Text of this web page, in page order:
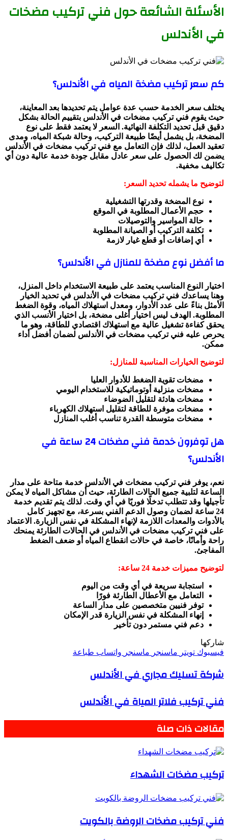
الأسئلة الشائعة حول فني تركيب مضخات
في الأندلس
كم سعر تركيب مضخة المياه في الأندلس؟
يختلف سعر الخدمة حسب عدة عوامل يتم تحديدها بعد المعاينة،
حيث يقوم فني تركيب مضخات في الأندلس بتقييم الحالة بشكل
دقيق قبل تحديد التكلفة النهائية. السعر لا يعتمد فقط على نوع
المضخة، بل يشمل أيضًا طبيعة التركيب، وحالة شبكة المياه، ومدى
تعقيد العمل، لذلك فإن التعامل مع فني تركيب مضخات في الأندلس
يضمن لك الحصول على سعر عادل مقابل جودة خدمة عالية دون أي
تكاليف مخفية.
لتوضيح ما يشمله تحديد السعر:
نوع المضخة وقدرتها التشغيلية
حجم الأعمال المطلوبة في الموقع
حالة المواسير والتوصيلات
تكلفة التركيب أو الصيانة المطلوبة
أي إضافات أو قطع غيار لازمة
ما أفضل نوع مضخة للمنازل في الأندلس؟
اختيار النوع المناسب يعتمد على طبيعة الاستخدام داخل المنزل،
وهنا يساعدك فني تركيب مضخات في الأندلس في تحديد الخيار
الأمثل بناءً على عدد الأدوار، ومعدل استهلاك المياه، وقوة الضغط
المطلوبة. الهدف ليس اختيار أغلى مضخة، بل اختيار الأنسب الذي
يحقق كفاءة تشغيل عالية مع استهلاك اقتصادي للطاقة، وهو ما
يحرص عليه فني تركيب مضخات في الأندلس لضمان أفضل أداء
ممكن.
لتوضيح الخيارات المناسبة للمنازل:
مضخات تقوية الضغط للأدوار العليا
مضخات منزلية أوتوماتيكية للاستخدام اليومي
مضخات هادئة لتقليل الضوضاء
مضخات موفرة للطاقة لتقليل استهلاك الكهرباء
مضخات متوسطة القدرة تناسب أغلب المنازل
هل توفرون خدمة فني مضخات 24 ساعة في
الأندلس؟
نعم، يوفر فني تركيب مضخات في الأندلس خدمة متاحة على مدار
الساعة لتلبية جميع الحالات الطارئة، حيث أن مشاكل المياه لا يمكن
تأجيلها وقد تتطلب تدخلًا فوريًا في أي وقت. لذلك يتم تقديم خدمة
24 ساعة لضمان وصول الدعم الفني بسرعة، مع تجهيز كامل
بالأدوات والمعدات اللازمة لإنهاء المشكلة في نفس الزيارة. الاعتماد
على فني تركيب مضخات في الأندلس في الحالات الطارئة يمنحك
راحة وأمانًا، خاصة في حالات انقطاع المياه أو ضعف الضغط
المفاجئ.
لتوضيح مميزات خدمة 24 ساعة:
استجابة سريعة في أي وقت من اليوم
التعامل مع الأعطال الطارئة فورًا
توفر فنيين متخصصين على مدار الساعة
إنهاء المشكلة في نفس الزيارة قدر الإمكان
دعم فني مستمر دون تأخير
شاركها
فيسبوك تويتر ماسنجر ماسنجر واتساب طباعة
شركة تسليك مجاري في الأندلس
فني تركيب فلاتر المياة في الأندلس
مقالات ذات صلة
تركيب مضخات الشهداء
فني تركيب مضخات الروضة بالكويت